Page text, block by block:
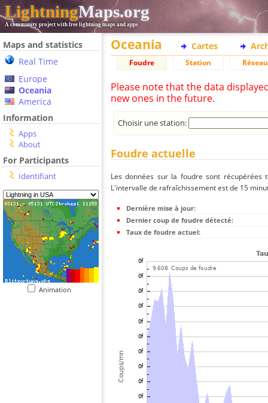
LightningMaps.org
A community project with free lightning maps and apps
Maps and statistics
Real Time
Europe
Oceania
America
Information
Apps
About
For Participants
Identifiant
Animation
Oceania Cartes
Foudre Station Réseau
Please note that the data
new ones in the future.
Choisir une station:
Foudre actuelle
Les données sur la foudre sont
L'intervalle de rafraîchissement est de 15
Dernière mise à jour:
Dernier coup de foudre détecté:
Taux de foudre actuel: